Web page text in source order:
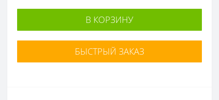
В КОРЗИНУ
БЫСТРЫЙ ЗАКАЗ